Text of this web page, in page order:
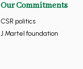
Our Commitments
CSR politics
J.Martel foundation